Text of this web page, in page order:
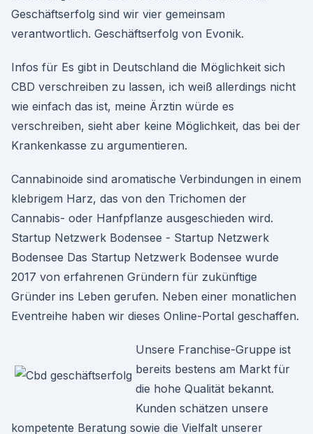
Geschäftserfolg sind wir vier gemeinsam
verantwortlich. Geschäftserfolg von Evonik.
Infos für Es gibt in Deutschland die Möglichkeit sich
CBD verschreiben zu lassen, ich weiß allerdings nicht
wie einfach das ist, meine Ärztin würde es
verschreiben, sieht aber keine Möglichkeit, das bei der
Krankenkasse zu argumentieren.
Cannabinoide sind aromatische Verbindungen in einem
klebrigem Harz, das von den Trichomen der
Cannabis- oder Hanfpflanze ausgeschieden wird.
Startup Netzwerk Bodensee - Startup Netzwerk
Bodensee Das Startup Netzwerk Bodensee wurde
2017 von erfahrenen Gründern für zukünftige
Gründer ins Leben gerufen. Neben einer monatlichen
Eventreihe haben wir dieses Online-Portal geschaffen.
Unsere Franchise-Gruppe ist
bereits bestens am Markt für
die hohe Qualität bekannt.
Kunden schätzen unsere
kompetente Beratung sowie die Vielfalt unserer